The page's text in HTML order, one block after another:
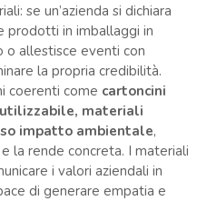
se un’azienda si dichiara
prodotti in imballaggi in
o allestisce eventi con
la propria credibilità.
coerenti come cartoncini
materiali
impatto ambientale,
la rende concreta. I materiali
i valori aziendali in
di generare empatia e